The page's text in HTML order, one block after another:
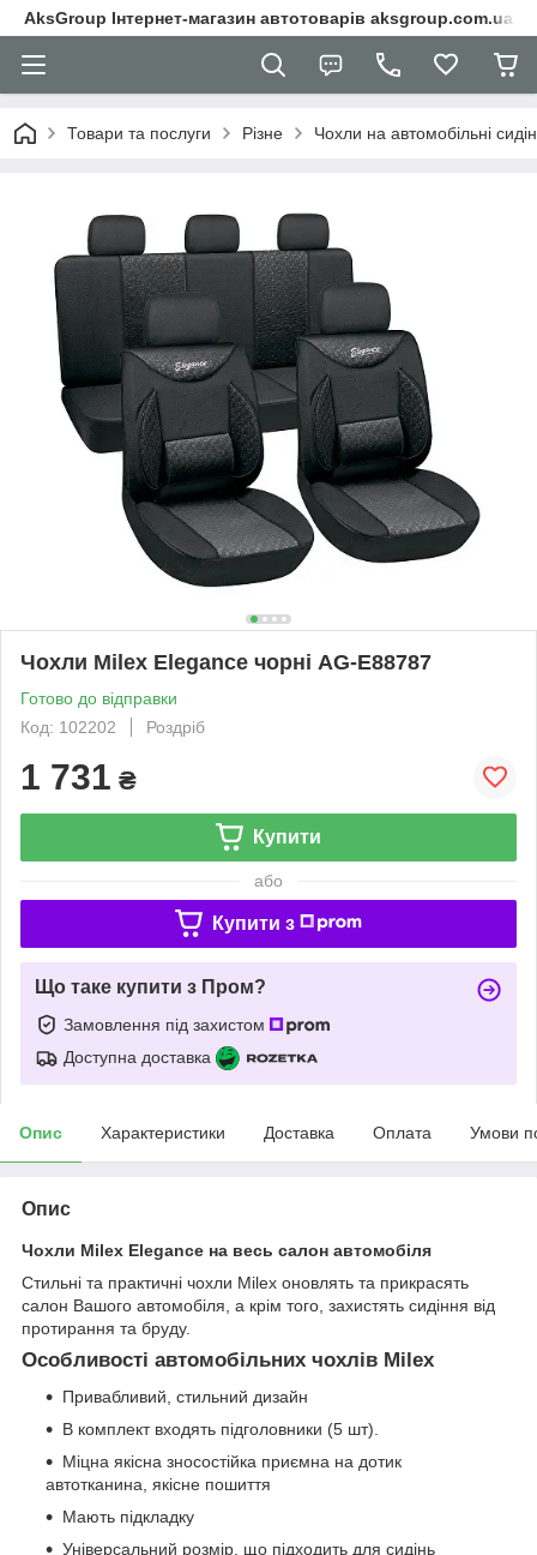
AksGroup Інтернет-магазин автотоварів aksgroup.com.ua
Товари та послуги Різне Чохли на автомобільні
Чохли Milex Elegance чорні AG-E88787
Готово до відправки
Код: 102202
Роздріб
1 731 ₴
Купити
або
Купити з
Що таке купити з Пром?
Замовлення під захистом
Доступна доставка
Опис Характеристики Доставка Оплата Умови
Опис
Чохли Milex Elegance на весь салон автомобіля
Стильні та практичні чохли Milex оновлять та прикрасять
салон Вашого автомобіля, а крім того, захистять сидіння від
протирання та бруду.
Особливості автомобільних чохлів Milex
Привабливий, стильний дизайн
В комплект входять підголовники (5 шт).
Міцна якісна зносостійка приємна на дотик
автотканина, якісне пошиття
Мають підкладку
Універсальний розмір, що підходить для сидінь